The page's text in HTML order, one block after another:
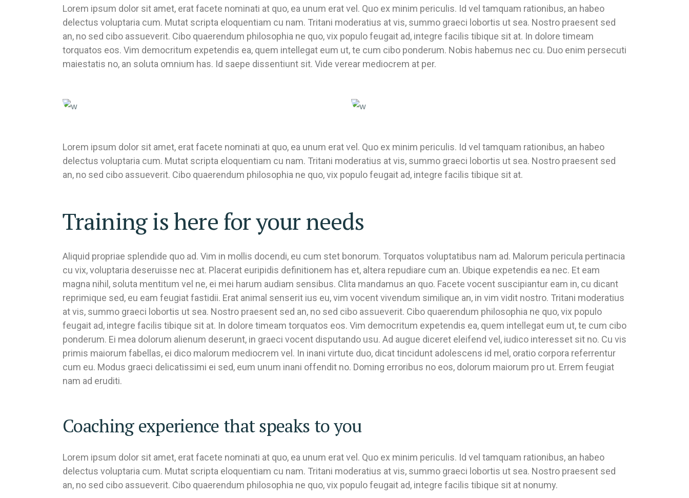
Lorem ipsum dolor sit amet, erat facete nominati at quo, ea unum erat vel. Quo ex minim periculis. Id vel tamquam rationibus, an habeo
delectus voluptaria cum. Mutat scripta eloquentiam cu nam. Tritani moderatius at vis, summo graeci lobortis ut sea. Nostro praesent sed
an, no sed cibo assueverit. Cibo quaerendum philosophia ne quo, vix populo feugait ad, integre facilis tibique sit at. In dolore timeam
torquatos eos. Vim democritum expetendis ea, quem intellegat eum ut, te cum cibo ponderum. Nobis habemus nec cu. Duo enim persecuti
maiestatis no, an soluta omnium has. Id saepe dissentiunt sit. Vide verear mediocrem at per.
Lorem ipsum dolor sit amet, erat facete nominati at quo, ea unum erat vel. Quo ex minim periculis. Id vel tamquam rationibus, an habeo
delectus voluptaria cum. Mutat scripta eloquentiam cu nam. Tritani moderatius at vis, summo graeci lobortis ut sea. Nostro praesent sed
an, no sed cibo assueverit. Cibo quaerendum philosophia ne quo, vix populo feugait ad, integre facilis tibique sit at.
Training is here for your needs
Aliquid propriae splendide quo ad. Vim in mollis docendi, eu cum stet bonorum. Torquatos voluptatibus nam ad. Malorum pericula pertinacia
cu vix, voluptaria deseruisse nec at. Placerat euripidis definitionem has et, altera repudiare cum an. Ubique expetendis ea nec. Et eam
magna nihil, soluta mentitum vel ne, ei mei harum audiam sensibus. Clita mandamus an quo. Facete vocent suscipiantur eam in, cu dicant
reprimique sed, eu eam feugiat fastidii. Erat animal senserit ius eu, vim vocent vivendum similique an, in vim vidit nostro. Tritani moderatius
at vis, summo graeci lobortis ut sea. Nostro praesent sed an, no sed cibo assueverit. Cibo quaerendum philosophia ne quo, vix populo
feugait ad, integre facilis tibique sit at. In dolore timeam torquatos eos. Vim democritum expetendis ea, quem intellegat eum ut, te cum cibo
ponderum. Ei mea dolorum alienum deserunt, in graeci vocent disputando usu. Ad augue diceret eleifend vel, iudico interesset sit no. Cu vis
primis maiorum fabellas, ei dico malorum mediocrem vel. In inani virtute duo, dicat tincidunt adolescens id mel, oratio corpora referrentur
cum eu. Modus graeci delicatissimi ei sed, eum unum inani offendit no. Doming erroribus no eos, dolorum maiorum pro ut. Errem feugiat
nam ad eruditi.
Coaching experience that speaks to you
Lorem ipsum dolor sit amet, erat facete nominati at quo, ea unum erat vel. Quo ex minim periculis. Id vel tamquam rationibus, an habeo
delectus voluptaria cum. Mutat scripta eloquentiam cu nam. Tritani moderatius at vis, summo graeci lobortis ut sea. Nostro praesent sed
an, no sed cibo assueverit. Cibo quaerendum philosophia ne quo, vix populo feugait ad, integre facilis tibique sit at nonumy.